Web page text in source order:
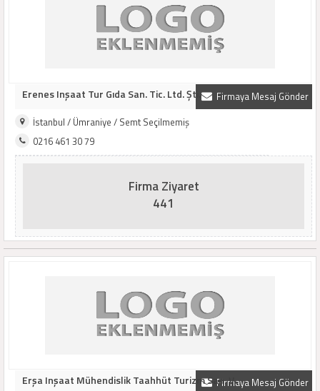
Firmaya Mesaj Gönder
Erenes Inşaat Tur Gıda San. Tic. Ltd. Şti.
İstanbul / Ümraniye / Semt Seçilmemiş
0216 461 30 79
Firma Ziyaret
441
Firmaya Mesaj Gönder
Erşa Inşaat Mühendislik Taahhüt Turizm San. V..